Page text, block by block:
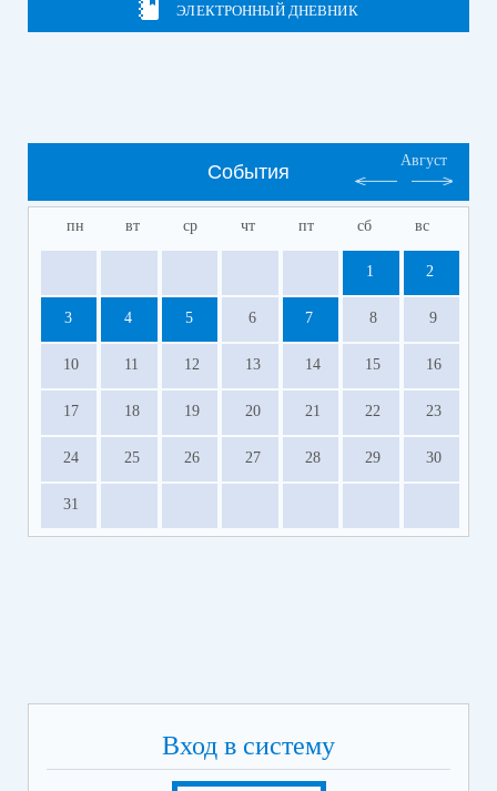
ЭЛЕКТРОННЫЙ ДНЕВНИК
События
Август
пн вт ср чт пт сб вс
1 2
3 4 5 6 7 8 9
10 11 12 13 14 15 16
17 18 19 20 21 22 23
24 25 26 27 28 29 30
31
Вход в систему